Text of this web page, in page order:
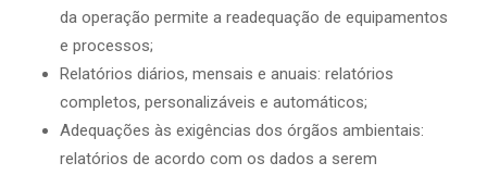
da operação permite a readequação de equipamentos
e processos;
Relatórios diários, mensais e anuais: relatórios
completos, personalizáveis e automáticos;
Adequações às exigências dos órgãos ambientais:
relatórios de acordo com os dados a serem